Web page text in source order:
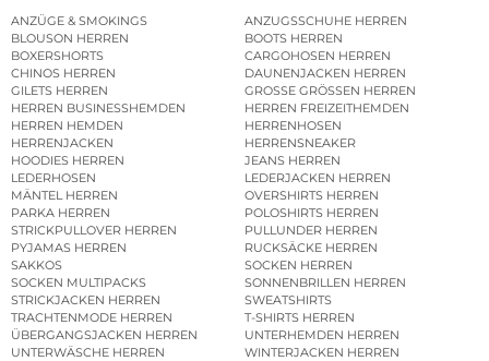
ANZÜGE & SMOKINGS
ANZUGSSCHUHE HERREN
BLOUSON HERREN
BOOTS HERREN
BOXERSHORTS
CARGOHOSEN HERREN
CHINOS HERREN
DAUNENJACKEN HERREN
GILETS HERREN
GROSSE GRÖSSEN HERREN
HERREN BUSINESSHEMDEN
HERREN FREIZEITHEMDEN
HERREN HEMDEN
HERRENHOSEN
HERRENJACKEN
HERRENSNEAKER
HOODIES HERREN
JEANS HERREN
LEDERHOSEN
LEDERJACKEN HERREN
MÄNTEL HERREN
OVERSHIRTS HERREN
PARKA HERREN
POLOSHIRTS HERREN
STRICKPULLOVER HERREN
PULLUNDER HERREN
PYJAMAS HERREN
RUCKSÄCKE HERREN
SAKKOS
SOCKEN HERREN
SOCKEN MULTIPACKS
SONNENBRILLEN HERREN
STRICKJACKEN HERREN
SWEATSHIRTS
TRACHTENMODE HERREN
T-SHIRTS HERREN
ÜBERGANGSJACKEN HERREN
UNTERHEMDEN HERREN
UNTERWÄSCHE HERREN
WINTERJACKEN HERREN